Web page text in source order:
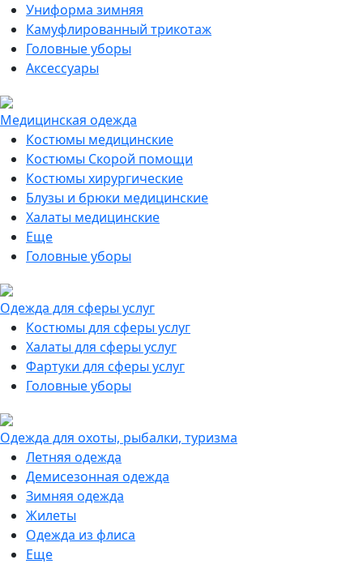
Униформа зимняя
Камуфлированный трикотаж
Головные уборы
Аксессуары
Медицинская одежда
Костюмы медицинские
Костюмы Скорой помощи
Костюмы хирургические
Блузы и брюки медицинские
Халаты медицинские
Еще
Головные уборы
Одежда для сферы услуг
Костюмы для сферы услуг
Халаты для сферы услуг
Фартуки для сферы услуг
Головные уборы
Одежда для охоты, рыбалки, туризма
Летняя одежда
Демисезонная одежда
Зимняя одежда
Жилеты
Одежда из флиса
Еще